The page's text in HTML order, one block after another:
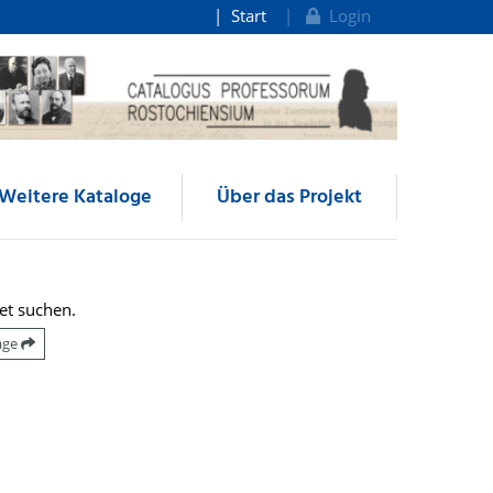
Start Login
Kataloge Über das Projekt
suchen.